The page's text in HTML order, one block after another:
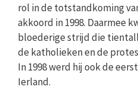
rol in de totstandkoming
akkoord in 1998. Daarmee
bloederige strijd die
de katholieken en de
In 1998 werd hij ook de
Ierland.